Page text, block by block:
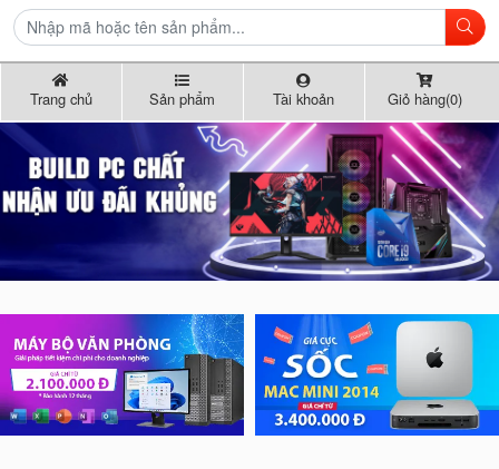
Trang chủ Sản phẩm Tài khoản Giỏ hàng(0)